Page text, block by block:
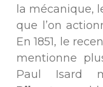
la mécanique,
que l’on
En 1851, le
mentionne
Paul Isard